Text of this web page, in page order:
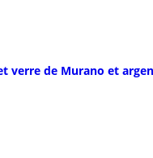
verre de Murano et